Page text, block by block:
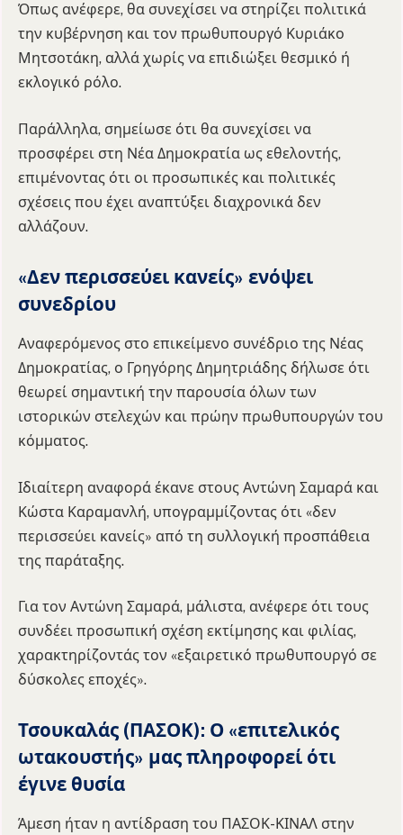
Όπως ανέφερε, θα συνεχίσει να στηρίζει πολιτικά
την κυβέρνηση και τον πρωθυπουργό Κυριάκο
Μητσοτάκη, αλλά χωρίς να επιδιώξει θεσμικό ή
εκλογικό ρόλο.
Παράλληλα, σημείωσε ότι θα συνεχίσει να
προσφέρει στη Νέα Δημοκρατία ως εθελοντής,
επιμένοντας ότι οι προσωπικές και πολιτικές
σχέσεις που έχει αναπτύξει διαχρονικά δεν
αλλάζουν.
«Δεν περισσεύει κανείς» ενόψει
συνεδρίου
Αναφερόμενος στο επικείμενο συνέδριο της Νέας
Δημοκρατίας, ο Γρηγόρης Δημητριάδης δήλωσε ότι
θεωρεί σημαντική την παρουσία όλων των
ιστορικών στελεχών και πρώην πρωθυπουργών του
κόμματος.
Ιδιαίτερη αναφορά έκανε στους Αντώνη Σαμαρά και
Κώστα Καραμανλή, υπογραμμίζοντας ότι «δεν
περισσεύει κανείς» από τη συλλογική προσπάθεια
της παράταξης.
Για τον Αντώνη Σαμαρά, μάλιστα, ανέφερε ότι τους
συνδέει προσωπική σχέση εκτίμησης και φιλίας,
χαρακτηρίζοντάς τον «εξαιρετικό πρωθυπουργό σε
δύσκολες εποχές».
Τσουκαλάς (ΠΑΣΟΚ): Ο «επιτελικός
ωτακουστής» μας πληροφορεί ότι
έγινε θυσία
Άμεση ήταν η αντίδραση του ΠΑΣΟΚ-ΚΙΝΑΛ στην